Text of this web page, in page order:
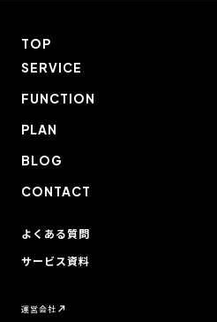
TOP
SERVICE
FUNCTION
PLAN
BLOG
CONTACT
よくある質問
サービス資料
運営会社